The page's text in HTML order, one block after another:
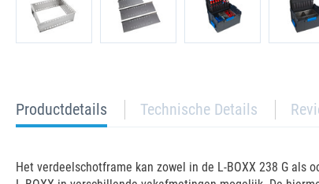
current
tab:
Productdetails Technische Details
Het verdeelschotframe kan zowel in de L-BOXX 238 G